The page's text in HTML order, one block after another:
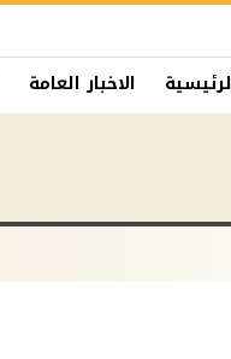
الاخبار العامة